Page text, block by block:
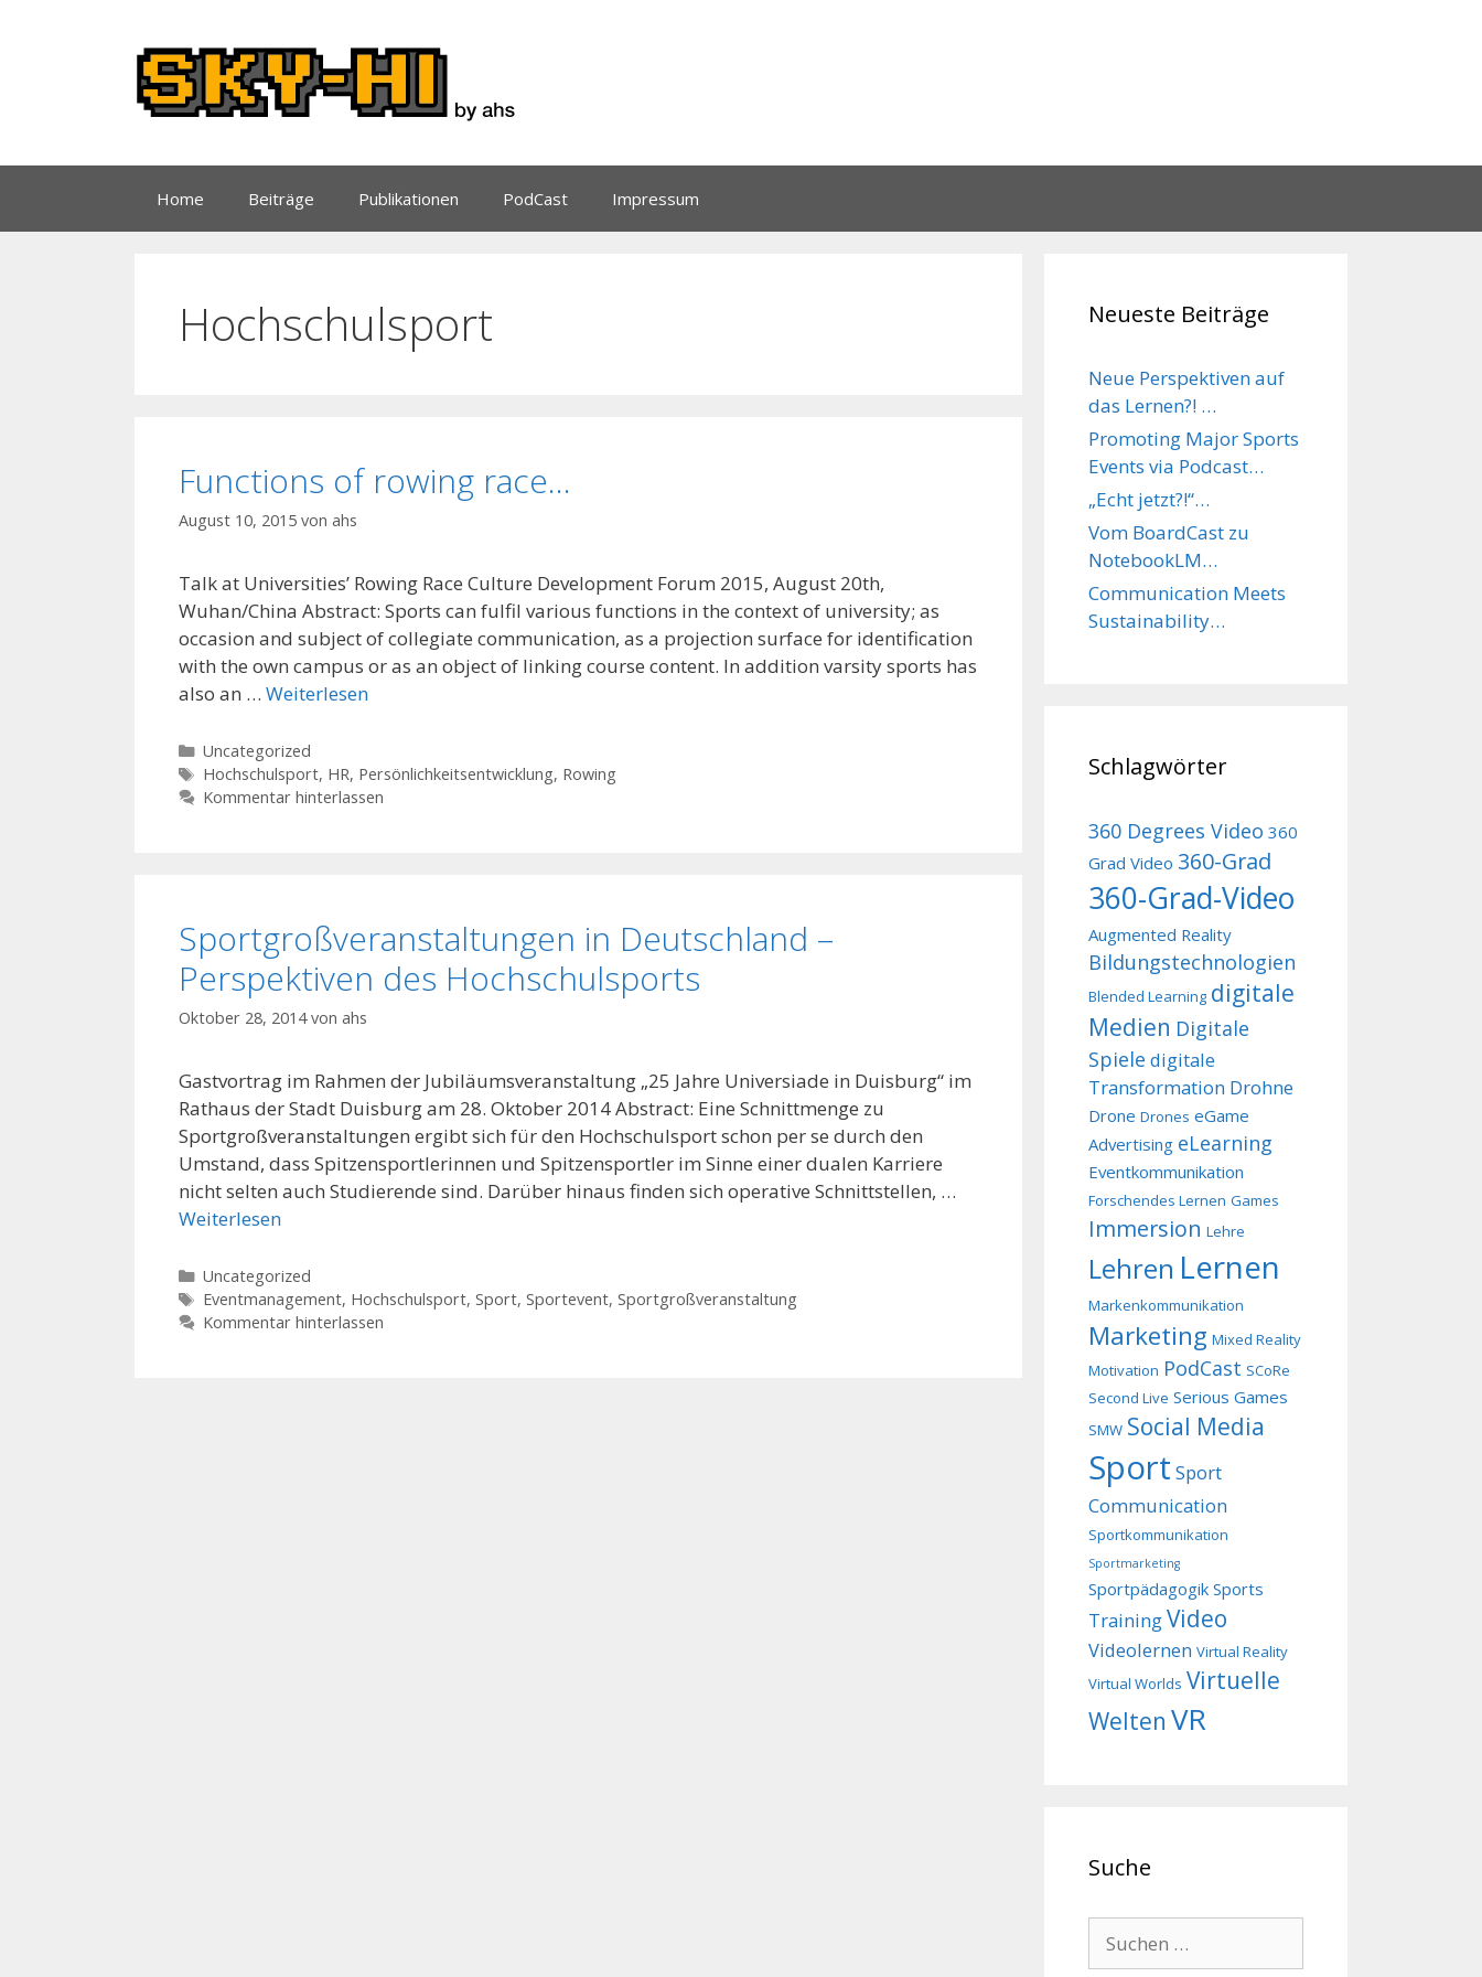
Home Beiträge Publikationen PodCast Impressum
Hochschulsport
Functions of rowing race…
August 10, 2015 von ahs
Talk at Universities’ Rowing Race Culture Development Forum 2015, August 20th,
Wuhan/China Abstract: Sports can fulfil various functions in the context of university; as
occasion and subject of collegiate communication, as a projection surface for identification
with the own campus or as an object of linking course content. In addition varsity sports has
also an … Weiterlesen
Kategorien
Uncategorized
Schlagwörter
Hochschulsport, HR, Persönlichkeitsentwicklung, Rowing
Kommentar hinterlassen
Sportgroßveranstaltungen in Deutschland –
Perspektiven des Hochschulsports
Oktober 28, 2014 von ahs
Gastvortrag im Rahmen der Jubiläumsveranstaltung „25 Jahre Universiade in Duisburg“ im
Rathaus der Stadt Duisburg am 28. Oktober 2014 Abstract: Eine Schnittmenge zu
Sportgroßveranstaltungen ergibt sich für den Hochschulsport schon per se durch den
Umstand, dass Spitzensportlerinnen und Spitzensportler im Sinne einer dualen Karriere
nicht selten auch Studierende sind. Darüber hinaus finden sich operative Schnittstellen, …
Weiterlesen
Kategorien
Uncategorized
Schlagwörter
Eventmanagement, Hochschulsport, Sport, Sportevent, Sportgroßveranstaltung
Kommentar hinterlassen
Neueste Beiträge
Neue Perspektiven auf
das Lernen?! …
Promoting Major Sports
Events via Podcast…
„Echt jetzt?!“…
Vom BoardCast zu
NotebookLM…
Communication Meets
Sustainability…
Schlagwörter
360 Degrees Video 360
Grad Video 360-Grad
360-Grad-Video
Augmented Reality
Bildungstechnologien
Blended Learning digitale
Medien Digitale
Spiele digitale
Transformation Drohne
Drone Drones eGame
Advertising eLearning
Eventkommunikation
Forschendes Lernen Games
Immersion Lehre
Lehren Lernen
Markenkommunikation
Marketing Mixed Reality
Motivation PodCast SCoRe
Second Live Serious Games
SMW Social Media
Sport Sport
Communication
Sportkommunikation
Sportmarketing
Sportpädagogik Sports
TrainingVideo
Videolernen Virtual Reality
Virtual Worlds Virtuelle
Welten VR
Suche
nach: